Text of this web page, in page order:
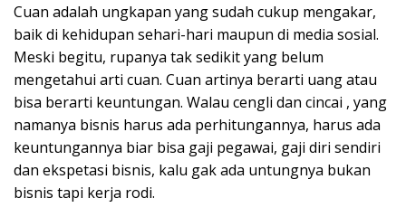
Cuan adalah ungkapan yang sudah cukup mengakar,
baik di kehidupan sehari-hari maupun di media sosial.
Meski begitu, rupanya tak sedikit yang belum
mengetahui arti cuan. Cuan artinya berarti uang atau
bisa berarti keuntungan. Walau cengli dan cincai , yang
namanya bisnis harus ada perhitungannya, harus ada
keuntungannya biar bisa gaji pegawai, gaji diri sendiri
dan ekspetasi bisnis, kalu gak ada untungnya bukan
bisnis tapi kerja rodi.